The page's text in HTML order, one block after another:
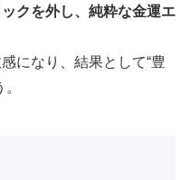
クを外し、純粋な金運エ
になり、結果として“豊